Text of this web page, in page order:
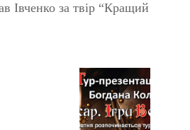
Івченко за твір “Кращий